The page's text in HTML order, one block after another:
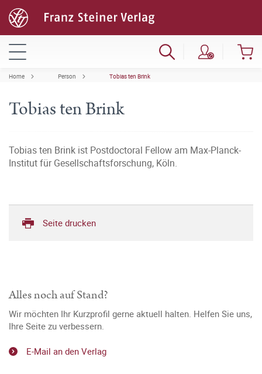
Home Person Tobias ten Brink
Tobias ten Brink
Tobias ten Brink ist Postdoctoral Fellow am Max-Planck-
Institut für Gesellschaftsforschung, Köln.
Seite drucken
Alles noch auf Stand?
Wir möchten Ihr Kurzprofil gerne aktuell halten. Helfen Sie uns,
Ihre Seite zu verbessern.
E-Mail an den Verlag